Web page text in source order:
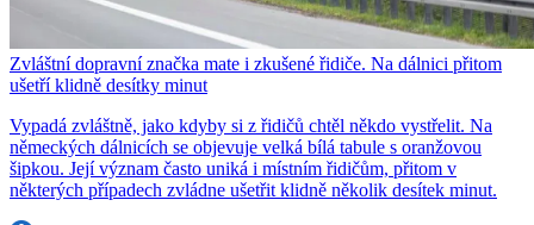
Zvláštní dopravní značka mate i zkušené řidiče. Na dálnici přitom
ušetří klidně desítky minut
Vypadá zvláštně, jako kdyby si z řidičů chtěl někdo vystřelit. Na
německých dálnicích se objevuje velká bílá tabule s oranžovou
šipkou. Její význam často uniká i místním řidičům, přitom v
některých případech zvládne ušetřit klidně několik desítek minut.